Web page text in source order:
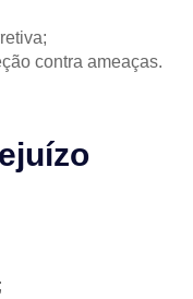
contra ameaças.